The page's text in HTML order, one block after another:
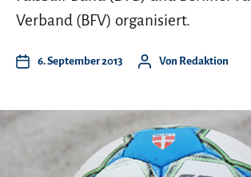
Verband (BFV) organisiert.
6. September 2013 Von Redaktion